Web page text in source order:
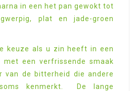
in een het pan gewokt tot
plat en jade-groen
keuze als u zin heeft in een
een verfrissende smaak
van de bitterheid die andere
kenmerkt. De lange